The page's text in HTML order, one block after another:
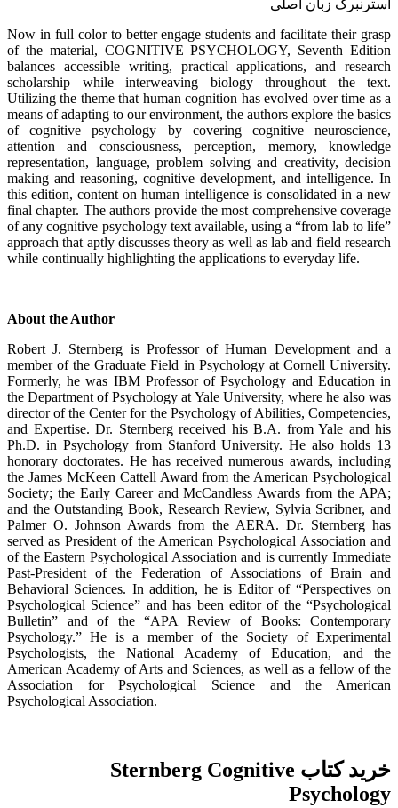
استرنبرگ زبان اصلی
Now in full color to better engage students and facilitate their grasp
of the material, COGNITIVE PSYCHOLOGY, Seventh Edition
balances accessible writing, practical applications, and research
scholarship while interweaving biology throughout the text.
Utilizing the theme that human cognition has evolved over time as a
means of adapting to our environment, the authors explore the basics
of cognitive psychology by covering cognitive neuroscience,
attention and consciousness, perception, memory, knowledge
representation, language, problem solving and creativity, decision
making and reasoning, cognitive development, and intelligence. In
this edition, content on human intelligence is consolidated in a new
final chapter. The authors provide the most comprehensive coverage
of any cognitive psychology text available, using a “from lab to life”
approach that aptly discusses theory as well as lab and field research
while continually highlighting the applications to everyday life.
About the Author
Robert J. Sternberg is Professor of Human Development and a
member of the Graduate Field in Psychology at Cornell University.
Formerly, he was IBM Professor of Psychology and Education in
the Department of Psychology at Yale University, where he also was
director of the Center for the Psychology of Abilities, Competencies,
and Expertise. Dr. Sternberg received his B.A. from Yale and his
Ph.D. in Psychology from Stanford University. He also holds 13
honorary doctorates. He has received numerous awards, including
the James McKeen Cattell Award from the American Psychological
Society; the Early Career and McCandless Awards from the APA;
and the Outstanding Book, Research Review, Sylvia Scribner, and
Palmer O. Johnson Awards from the AERA. Dr. Sternberg has
served as President of the American Psychological Association and
of the Eastern Psychological Association and is currently Immediate
Past-President of the Federation of Associations of Brain and
Behavioral Sciences. In addition, he is Editor of “Perspectives on
Psychological Science” and has been editor of the “Psychological
Bulletin” and of the “APA Review of Books: Contemporary
Psychology.” He is a member of the Society of Experimental
Psychologists, the National Academy of Education, and the
American Academy of Arts and Sciences, as well as a fellow of the
Association for Psychological Science and the American
Psychological Association.
خرید کتاب Sternberg Cognitive
Psychology